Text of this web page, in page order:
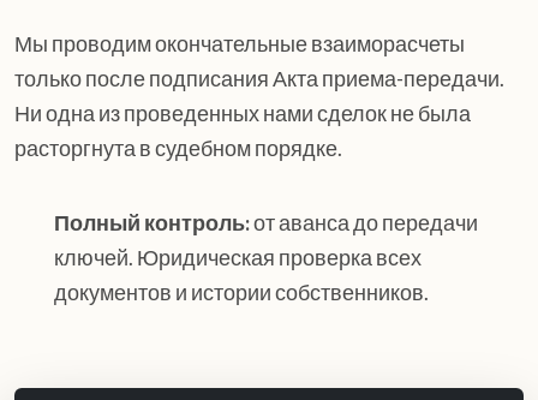
Мы проводим окончательные взаиморасчеты
только после подписания Акта приема-передачи.
Ни одна из проведенных нами сделок не была
расторгнута в судебном порядке.
Полный контроль:от аванса до передачи
ключей. Юридическая проверка всех
документов и истории собственников.